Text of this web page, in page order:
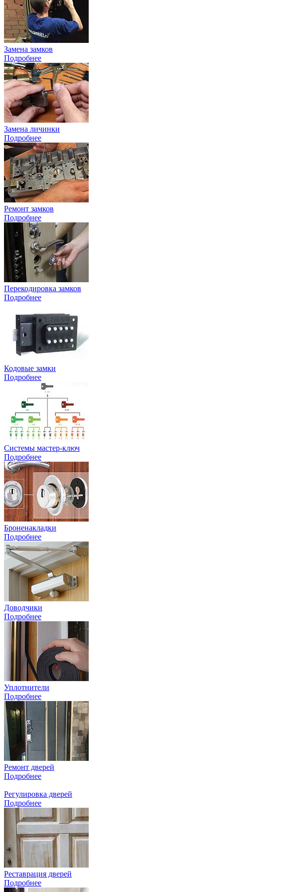
Замена замков
Подробнее
Замена личинки
Подробнее
Ремонт замков
Подробнее
Перекодировка замков
Подробнее
Кодовые замки
Подробнее
Системы мастер-ключ
Подробнее
Броненакладки
Подробнее
Доводчики
Подробнее
Уплотнители
Подробнее
Ремонт дверей
Подробнее
Регулировка дверей
Подробнее
Реставрация дверей
Подробнее